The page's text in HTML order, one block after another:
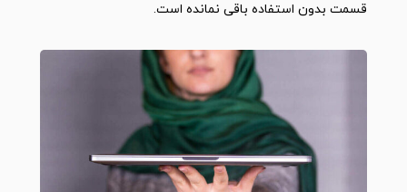
قسمت بدون استفاده باقی نمانده است.